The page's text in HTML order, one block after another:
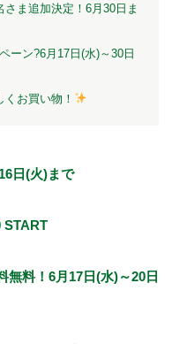
さま追加決定！6月30日ま
ーン?6月17日(水)～30日
お買い物！
日(火)まで
START
無料！6月17日(水)～20日